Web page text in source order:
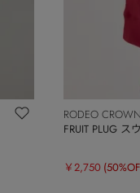
RODEO
FRUIT PLUG ス
￥2,750